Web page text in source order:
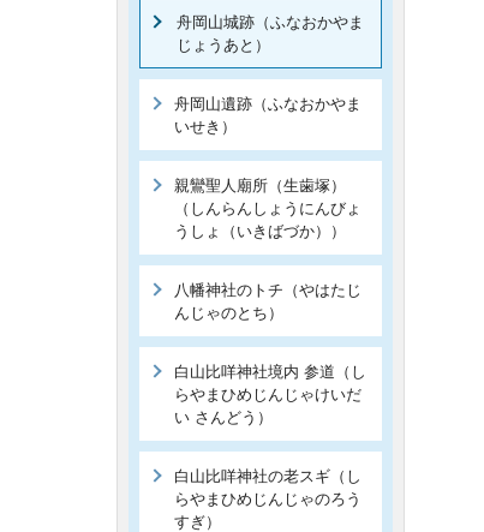
舟岡山城跡（ふなおかやま
じょうあと）
舟岡山遺跡（ふなおかやま
いせき）
親鸞聖人廟所（生歯塚）
（しんらんしょうにんびょ
うしょ（いきばづか））
八幡神社のトチ（やはたじ
んじゃのとち）
白山比咩神社境内 参道（し
らやまひめじんじゃけいだ
い さんどう）
白山比咩神社の老スギ（し
らやまひめじんじゃのろう
すぎ）